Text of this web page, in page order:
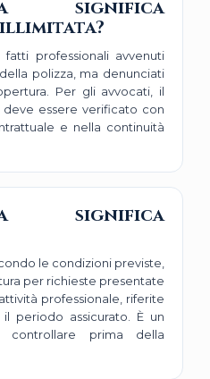
significa
professionali avvenuti
polizza, ma denunciati
Per gli avvocati, il
essere verificato con
e nella continuità
significa
le condizioni previste,
per richieste presentate
professionale, riferite
periodo assicurato. È un
prima della